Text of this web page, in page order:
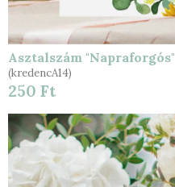
Asztalszám "Napraforgós"
(kredencA14)
250 Ft